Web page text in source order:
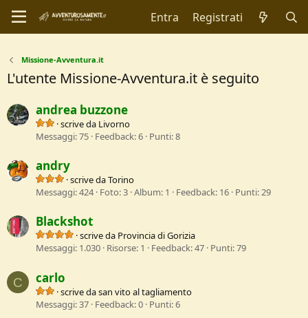
Entra Registrati
Missione-Avventura.it
L'utente Missione-Avventura.it è seguito
andrea buzzone
·scrive da Livorno
Messaggi 75 Feedback 6 Punti 8
andry
·scrive daTorino
Messaggi 424 Foto 3 Album 1 Feedback 16 Punti 29
Blackshot
·scrive da Provincia di Gorizia
Messaggi 1.030 Risorse 1 Feedback 47 Punti 79
C carlo
·scrive dasan vito al tagliamento
Messaggi 37 Feedback 0 Punti 6